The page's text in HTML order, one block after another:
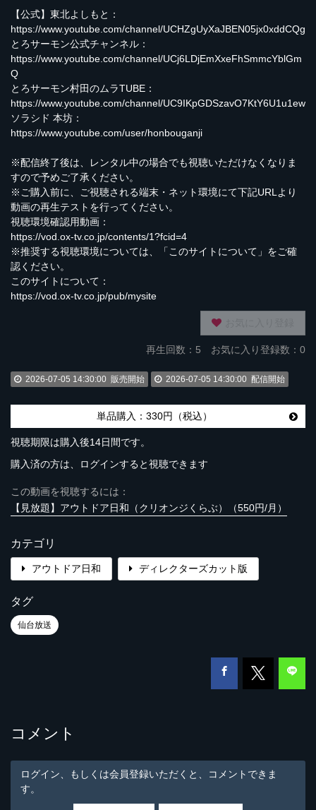
【公式】東北よしもと：
https://www.youtube.com/channel/UCHZgUyXaJBEN05jx0xddCQg
とろサーモン公式チャンネル：
https://www.youtube.com/channel/UCj6LDjEmXxeFhSmmcYblGm
Q
とろサーモン村田のムラTUBE：
https://www.youtube.com/channel/UC9IKpGDSzavO7KtY6U1u1ew
ソラシド 本坊：
https://www.youtube.com/user/honbouganji
※配信終了後は、レンタル中の場合でも視聴いただけなくなりま
すので予めご了承ください。
※ご購入前に、ご視聴される端末・ネット環境にて下記URLより
動画の再生テストを行ってください。
視聴環境確認用動画：
https://vod.ox-tv.co.jp/contents/1?fcid=4
※推奨する視聴環境については、「このサイトについて」をご確
認ください。
このサイトについて：
https://vod.ox-tv.co.jp/pub/mysite
再生回数： 5 お気に入り登録数：0
2026-07-05 14:30:00 販売開始 2026-07-05 14:30:00 配信開始
単品購入：330円（税込）
視聴期限は購入後14日間です。
購入済の方は、ログインすると視聴できます
この動画を視聴するには：
【見放題】アウトドア日和（クリオンジくらぶ）（550円/月）
カテゴリ
アウトドア日和 ディレクターズカット版
タグ
仙台放送
コメント
ログイン、もしくは会員登録いただくと、コメントできま
す。